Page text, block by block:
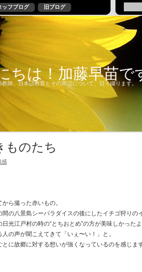
ッフブログ 旧ブログ
ちは！加藤早苗で
師、日本語教育とその周辺について、日々綴ります。
ものたち
感
ら撮った赤いもの。
間の八景島シーパラダイスの後にしたイチゴ狩りの
光江戸村の時の“とちおとめ”の方が美味しかったよ
人の声が聞こえてきて「いぇ〜い！」と。
とに故郷に対する想いが強くなっているのを感じます